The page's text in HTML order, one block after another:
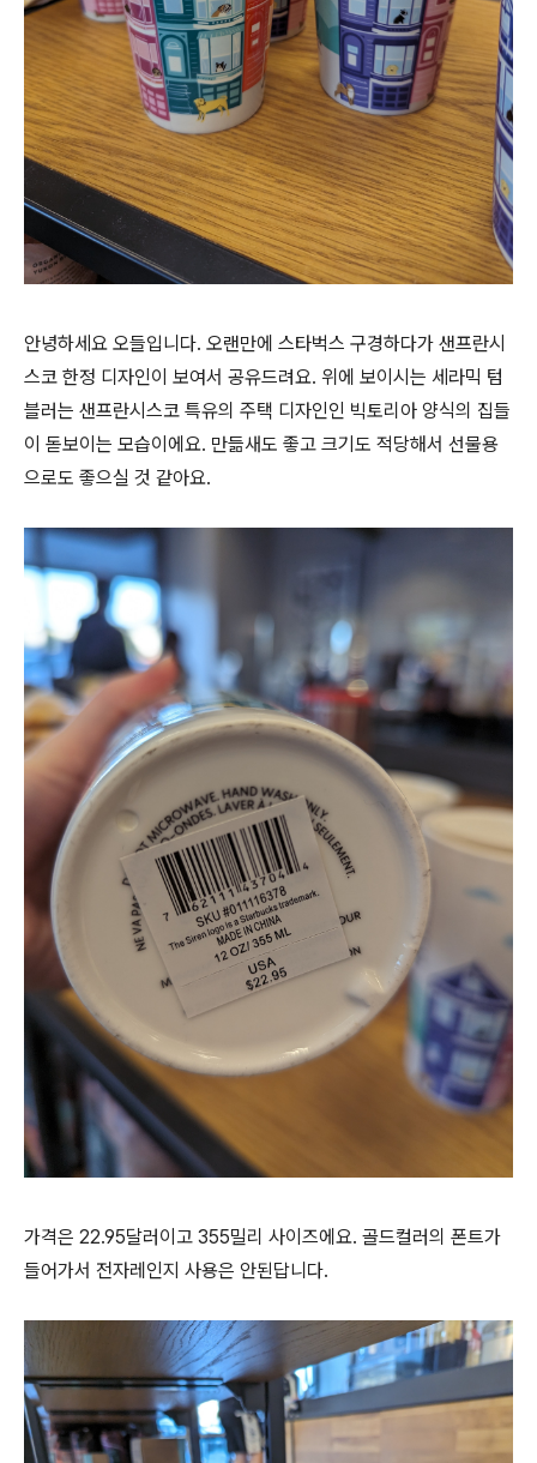
안녕하세요 오들입니다. 오랜만에 스타벅스 구경하다가 샌프란시
스코 한정 디자인이 보여서 공유드려요. 위에 보이시는 세라믹 텀
블러는 샌프란시스코 특유의 주택 디자인인 빅토리아 양식의 집들
이 돋보이는 모습이에요. 만듦새도 좋고 크기도 적당해서 선물용
으로도 좋으실 것 같아요.
가격은 22.95달러이고 355밀리 사이즈에요. 골드컬러의 폰트가
들어가서 전자레인지 사용은 안된답니다.